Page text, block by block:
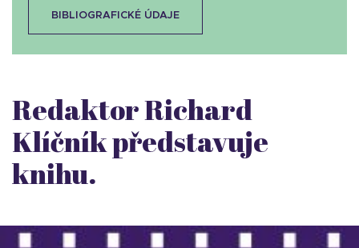
BIBLIOGRAFICKÉ ÚDAJE
Redaktor Richard
Klíčník představuje
knihu.